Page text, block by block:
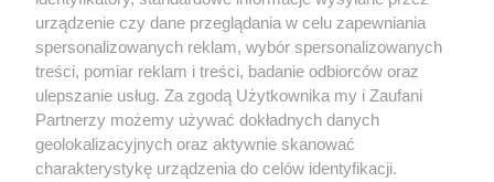
X Facebook Instagram Youtube
urządzenie czy dane przeglądania w celu zapewniania
spersonalizowanych reklam, wybór spersonalizowanych
treści, pomiar reklam i treści, badanie odbiorców oraz
ulepszanie usług. Za zgodą Użytkownika my i Zaufani
Partnerzy możemy używać dokładnych danych
geolokalizacyjnych oraz aktywnie skanować
charakterystykę urządzenia do celów identyfikacji.